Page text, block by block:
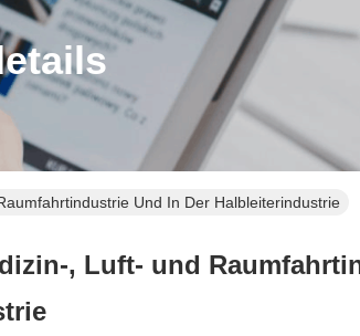
Und In Der Halbleiterindustrie
, Luft- und